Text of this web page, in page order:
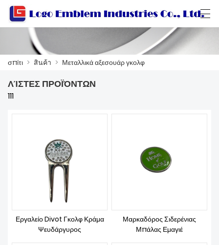
ΣΠΊΤΙ
สินค้า
ΣΧΕΤΙΚΆ ΜΕ ΕΜΆΣ
ΕΠΙΚΟΙΝΩΝΉΣΤΕ ΜΑΖΊ ΜΑΣ
ΚΑΤΆΛΟΓΟΣ ΠΡΟΪΌΝΤΩΝ
ΕΙΔΉΣΕΙΣ
العربية Български Català
σπίτι > สินค้า > Μεταλλικά αξεσουάρ γκολφ
ΛΊΣΤΕΣ ΠΡΟΪΌΝΤΩΝ
111
Εργαλείο Divot Γκολφ Κράμα
Ψευδάργυρος
Μαρκαδόρος Σιδερένιας
Μπάλας Εμαγιέ